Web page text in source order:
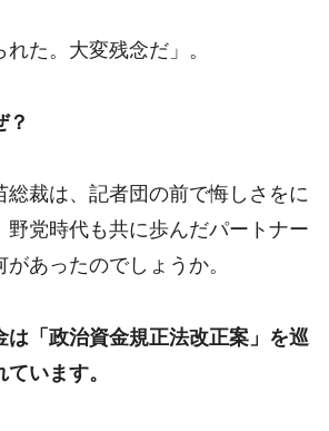
れた。大変残念だ」。
？
総裁は、記者団の前で悔しさをに
野党時代も共に歩んだパートナー
あったのでしょうか。
は「政治資金規正法改正案」を巡
います。